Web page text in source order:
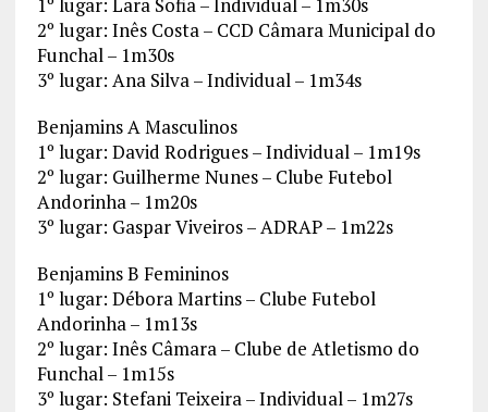
2º lugar: Inês Costa – CCD Câmara Municipal do
Funchal – 1m30s
3º lugar: Ana Silva – Individual – 1m34s
Benjamins A Masculinos
1º lugar: David Rodrigues – Individual – 1m19s
2º lugar: Guilherme Nunes – Clube Futebol
Andorinha – 1m20s
3º lugar: Gaspar Viveiros – ADRAP – 1m22s
Benjamins B Femininos
1º lugar: Débora Martins – Clube Futebol
Andorinha – 1m13s
2º lugar: Inês Câmara – Clube de Atletismo do
Funchal – 1m15s
3º lugar: Stefani Teixeira – Individual – 1m27s